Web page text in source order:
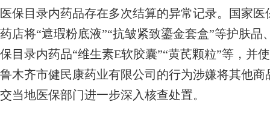
医保目录内药品存在多次结算的异常记录。国家
药店将“遮瑕粉底液”“抗皱紧致鎏金套盒”等护肤
保目录内药品“维生素E软胶囊”“黄芪颗粒”等，并
鲁木齐市健民康药业有限公司的行为涉嫌将其他
交当地医保部门进一步深入核查处置。